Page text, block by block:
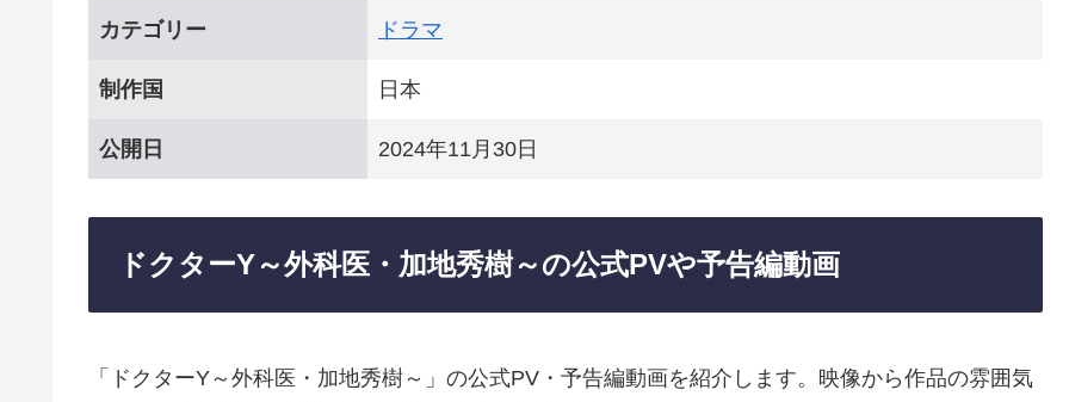
カテゴリー ドラマ
制作国 日本
公開日 2024年11月30日
ドクターY～外科医・加地秀樹～の公式PVや予告編動画
「ドクターY～外科医・加地秀樹～」の公式PV・予告編動画を紹介します。映像から作品の雰囲気